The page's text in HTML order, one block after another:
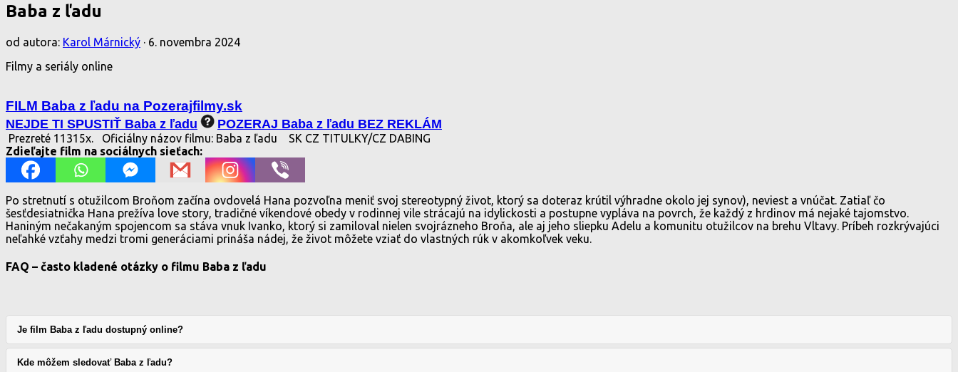
Baba z ľadu
od autora: Karol Márnický · 6. novembra 2024
Filmy a seriály online
FILM Baba z ľadu na Pozerajfilmy.sk
NEJDE TI SPUSTIŤ Baba z ľadu POZERAJ Baba z ľadu BEZ REKLÁM
Prezreté 11315x. Oficiálny názov filmu: Baba z ľadu
SK CZ TITULKY/CZ DABING
Zdieľajte film na sociálnych sieťach:
Po stretnutí s otužilcom Broňom začína ovdovelá Hana pozvoľna meniť svoj stereotypný život, ktorý sa doteraz krútil výhradne okolo jej synov), neviest a vnúčat. Zatiaľ čo
šesťdesiatnička Hana prežíva love story, tradičné víkendové obedy v rodinnej vile strácajú na idylickosti a postupne vypláva na povrch, že každý z hrdinov má nejaké tajomstvo.
Haniným nečakaným spojencom sa stáva vnuk Ivanko, ktorý si zamiloval nielen svojrázneho Broňa, ale aj jeho sliepku Adelu a komunitu otužilcov na brehu Vltavy. Príbeh rozkrývajúci
neľahké vzťahy medzi tromi generáciami prináša nádej, že život môžete vziať do vlastných rúk v akomkoľvek veku.
FAQ – často kladené otázky o filmu Baba z ľadu
Je film Baba z ľadu dostupný online?
Kde môžem sledovať Baba z ľadu?